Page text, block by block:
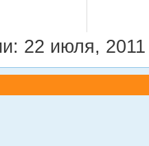
22 июля, 2011